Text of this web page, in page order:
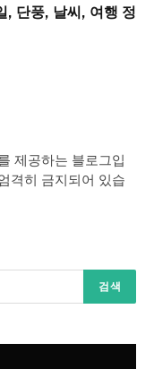
, 단풍, 날씨, 여행 정
제공하는 블로그입
격히 금지되어 있습